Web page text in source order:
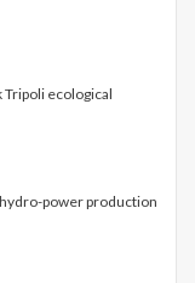
ecological
power production